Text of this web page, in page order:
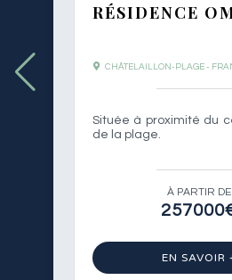
RÉSIDENCE
CHÂTELAILLON-PLAGE -
Située à proximité du
de la plage.
À PARTIR DE
EN SAVOIR